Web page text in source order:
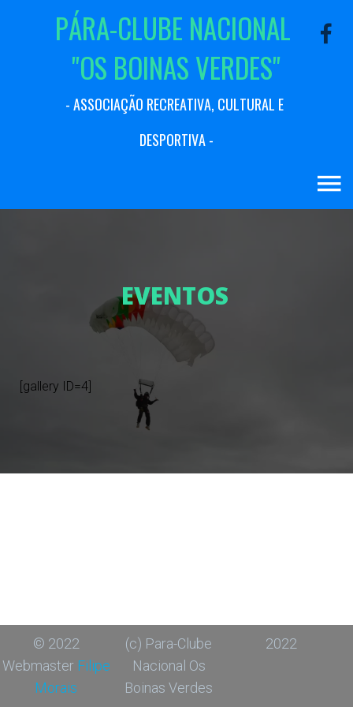
PÁRA-CLUBE NACIONAL
"OS BOINASVERDES"
- ASSOCIAÇÃO RECREATIVA, CULTURAL E
DESPORTIVA-
EVENTOS
[gallery ID=4]
© 2022
Webmaster Filipe
Morais
(c) Para-Clube
Nacional Os
Boinas Verdes
2022